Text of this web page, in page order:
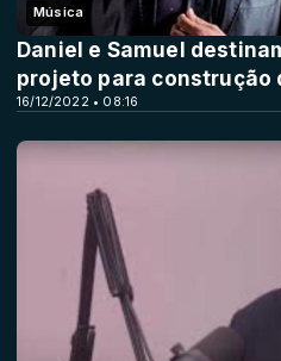
Música
16/12/2022 • 08:16
Daniel e Samuel
projeto para construção